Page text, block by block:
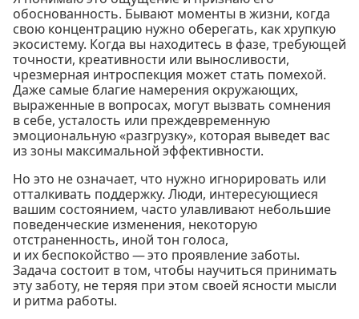
обоснованность. Бывают моменты в жизни, когда
свою концентрацию нужно оберегать, как хрупкую
экосистему. Когда вы находитесь в фазе, требующей
точности, креативности или выносливости,
чрезмерная интроспекция может стать помехой.
Даже самые благие намерения окружающих,
выраженные в вопросах, могут вызвать сомнения
в себе, усталость или преждевременную
эмоциональную «разгрузку», которая выведет вас
из зоны максимальной эффективности.
Но это не означает, что нужно игнорировать или
отталкивать поддержку. Люди, интересующиеся
вашим состоянием, часто улавливают небольшие
поведенческие изменения, некоторую
отстраненность, иной тон голоса,
и их беспокойство — это проявление заботы.
Задача состоит в том, чтобы научиться принимать
эту заботу, не теряя при этом своей ясности мысли
и ритма работы.